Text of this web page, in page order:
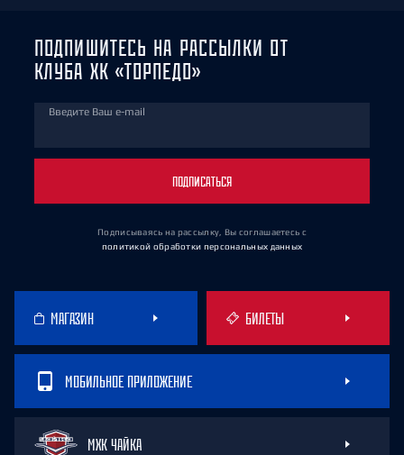
ПОДПИШИТЕСЬ НА РАССЫЛКИ ОТ
КЛУБА ХК «ТОРПЕДО»
Введите Ваш e-mail
ПОДПИСАТЬСЯ
Подписываясь на рассылку, Вы соглашаетесь с
политикой обработки персональных данных
МАГАЗИН БИЛЕТЫ
МОБИЛЬНОЕ ПРИЛОЖЕНИЕ
МХК ЧАЙКА